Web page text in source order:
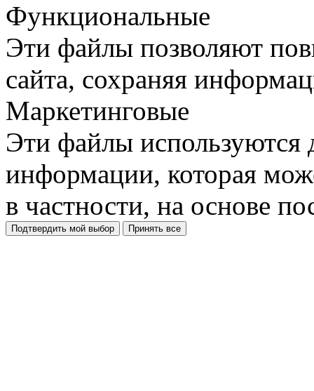
Функциональные
Эти файлы позволяют
сайта, сохраняя
Маркетинговые
Эти файлы используются
информации, которая
в частности, на основе
Подтвердить мой выбор Принять все